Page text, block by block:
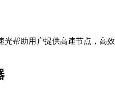
光帮助用户提供高速节点，高效